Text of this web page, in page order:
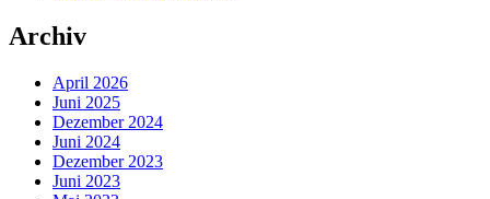
Archiv
April 2026
Juni 2025
Dezember 2024
Juni 2024
Dezember 2023
Juni 2023